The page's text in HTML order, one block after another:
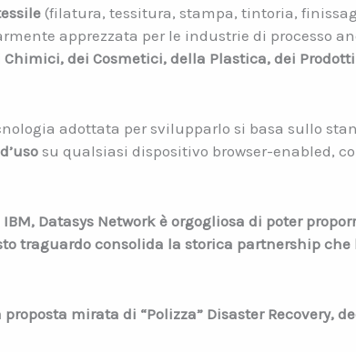
(filatura, tessitura, stampa, tintoria,
apprezzata per le industrie di processo
dei Cosmetici, della Plastica, dei
adottata per svilupparlo si basa sullo
su qualsiasi dispositivo browser-enabled,
Datasys Network è orgogliosa di poter
traguardo consolida la storica partnership che
mirata di “Polizza” Disaster Recovery,